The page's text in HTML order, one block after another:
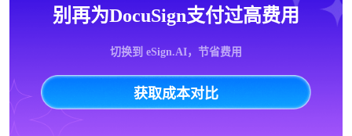
别再为DocuSign支付过高费用
切换到 eSign.AI，节省费用
获取成本对比